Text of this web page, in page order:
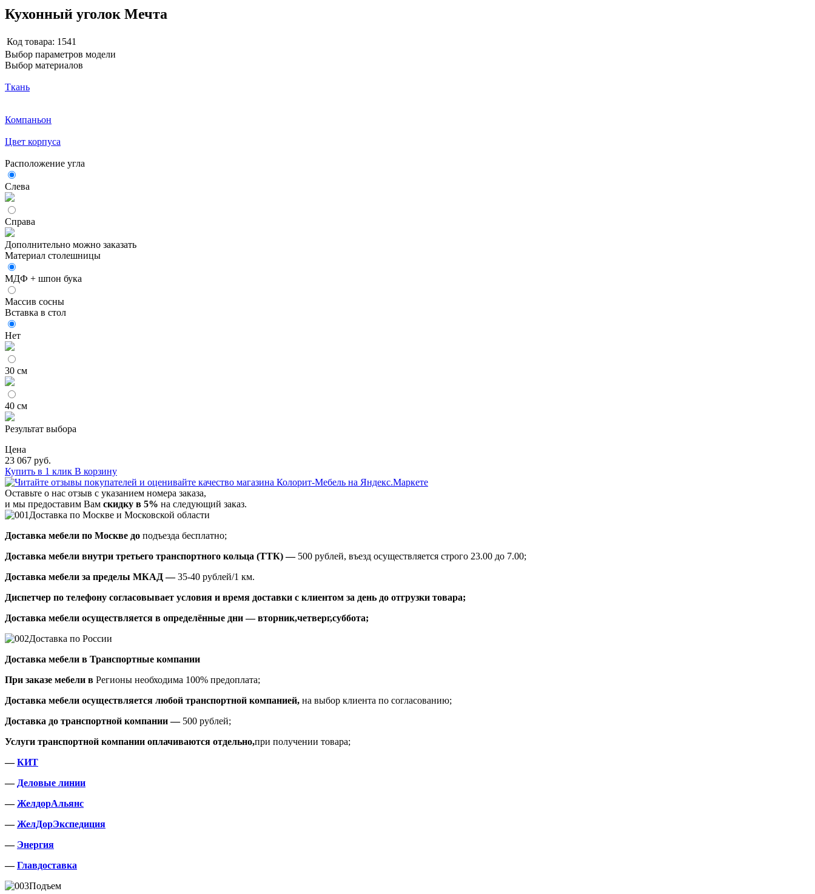
Кухонный уголок Мечта
Код товара: 1541
Выбор параметров модели
Выбор материалов
Ткань
Компаньон
Цвет корпуса
Расположение угла
Слева
Справа
Дополнительно можно заказать
Материал столешницы
МДФ + шпон бука
Массив сосны
Вставка в стол
Нет
30 см
40 см
Результат выбора
Цена
23 067 руб.
Купить в 1 клик В корзину
Оставьте о нас отзыв с указанием номера заказа,
и мы предоставим Вам скидку в 5% на следующий заказ.
Доставка по Москве и Московской области
Доставка мебели по Москве до подъезда бесплатно;
Доставка мебели внутри третьего транспортного кольца (ТТК) —500 рублей, въезд осуществляется строго 23.00 до 7.00;
Доставка мебели за пределы МКАД —35-40 рублей/1 км.
Диспетчер по телефону согласовывает условия и время доставки с клиентом за день до отгрузки товара;
Доставка мебели осуществляется в определённые дни — вторник,четверг,суббота;
Доставка по России
Доставка мебели в Транспортные компании
При заказе мебели в Регионы необходима 100% предоплата;
Доставка мебели осуществляется любой транспортной компанией, на выбор клиента по согласованию;
Доставка до транспортной компании —500 рублей;
Услуги транспортной компании оплачиваются отдельно,при получении товара;
—КИТ
— Деловые линии
—ЖелдорАльянс
—ЖелДорЭкспедиция
— Энергия
—Главдоставка
Подъем